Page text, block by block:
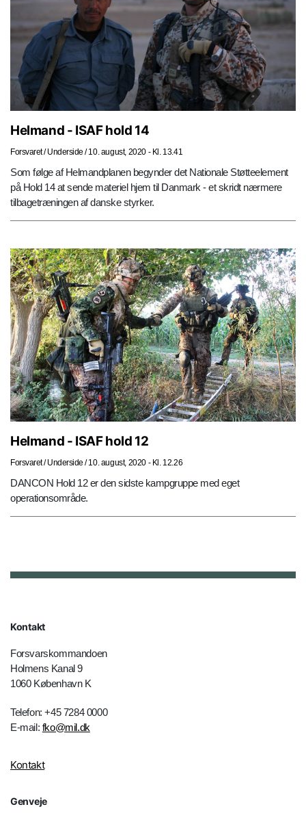
Helmand - ISAF hold 14
Forsvaret/ Underside / 10. august, 2020 - Kl. 13.41
Som følge af Helmandplanen begynder det Nationale Støtteelement
på Hold 14 at sende materiel hjem til Danmark - et skridt nærmere
tilbagetræningen af danske styrker.
Helmand - ISAF hold 12
Forsvaret/ Underside / 10. august, 2020 - Kl. 12.26
DANCON Hold 12 er den sidste kampgruppe med eget
operationsområde.
Kontakt
Forsvarskommandoen
Holmens Kanal 9
1060 København K
Telefon: +45 7284 0000
E-mail: fko@mil.dk
Kontakt
Genveje